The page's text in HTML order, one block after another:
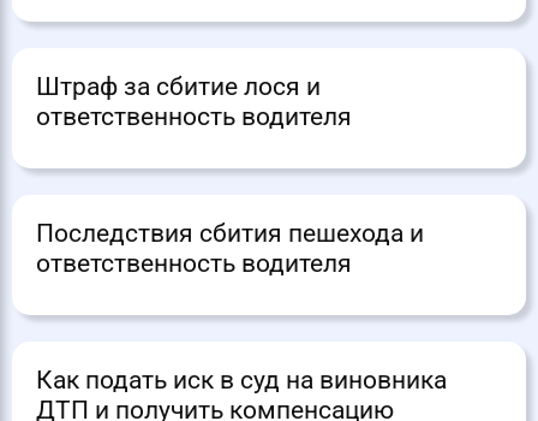
Штраф за сбитие лося и
ответственность водителя
Последствия сбития пешехода и
ответственность водителя
Как подать иск в суд на виновника
ДТП и получить компенсацию